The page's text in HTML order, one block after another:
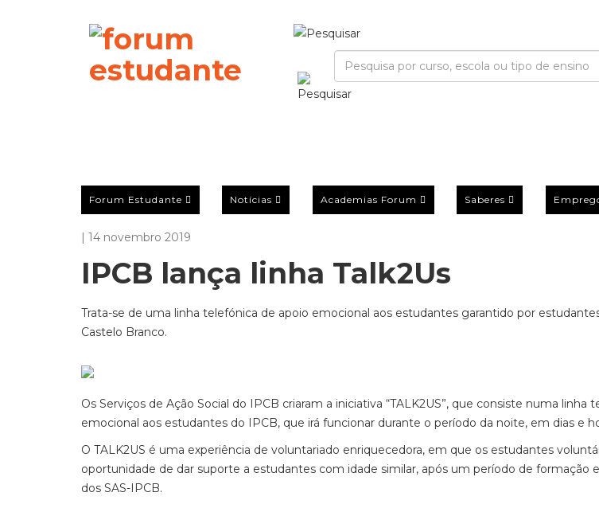
Forum Estudante Notícias Academias Forum Saberes
| 14 novembro 2019
IPCB lança linha Talk2Us
Trata-se de uma linha telefónica de apoio emocional aos estudantes garantido por
Castelo Branco.
Os Serviços de Ação Social do IPCB criaram a iniciativa “TALK2US”, que consiste numa linha
emocional aos estudantes do IPCB, que irá funcionar durante o período da noite, em dias e
O TALK2US é uma experiência de voluntariado enriquecedora, em que os estudantes
oportunidade de dar suporte a estudantes com idade similar, após um período de formação
dos SAS-IPCB.